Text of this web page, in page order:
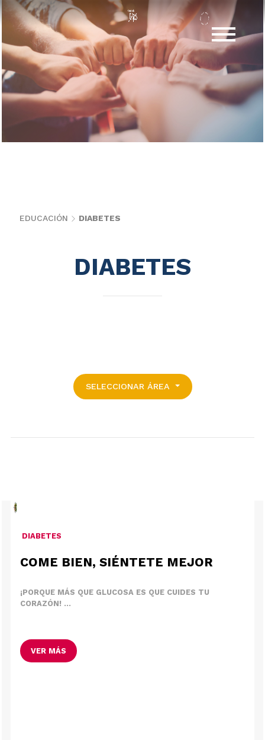
EDUCACIÓN DIABETES
DIABETES
SELECCIONAR ÁREA
DIABETES
COME BIEN, SIÉNTETE MEJOR
¡PORQUE MÁS QUE GLUCOSA ES QUE CUIDES TU
CORAZÓN! ...
VER MÁS